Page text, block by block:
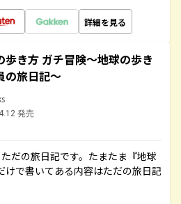
詳細を見る
歩き方 ガチ冒険～地球の歩き
の旅日記～
発売
だの旅日記です。たまたま『地球
けで書いてある内容はただの旅日記